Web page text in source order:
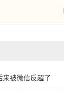
来被微信反超了